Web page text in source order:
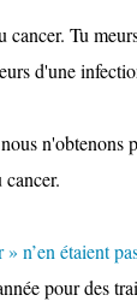
cancer. Tu
d'une
nous n'obtenons
n’en étaient
pour des